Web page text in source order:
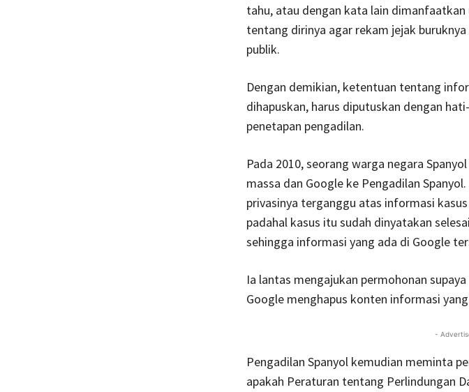
tahu, atau dengan kata lain
tentang dirinya agar rekam jejak
publik.
Dengan demikian, ketentuan tentang
dihapuskan, harus diputuskan dengan
penetapan pengadilan.
Pada 2010, seorang warga negara
massa dan Google ke Pengadilan
privasinya terganggu atas informasi
padahal kasus itu sudah dinyatakan selesai
sehingga informasi yang ada di Google
Ia lantas mengajukan permohonan
Google menghapus konten informasi
-
Pengadilan Spanyol kemudian meminta
apakah Peraturan tentang Perlindungan